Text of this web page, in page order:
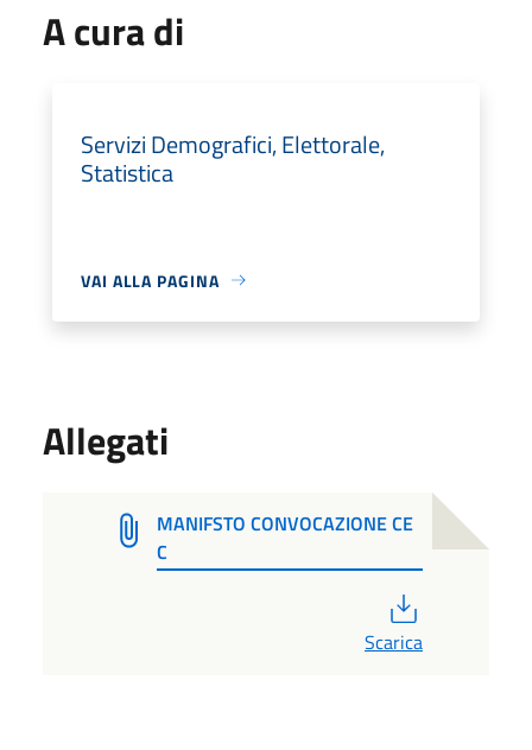
A cura di
Servizi Demografici, Elettorale,
Statistica
VAI ALLA PAGINA
Allegati
MANIFSTO CONVOCAZIONE CE
C
Scarica